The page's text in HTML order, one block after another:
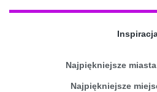
Najpiękniejsze
Najpiękniejsze